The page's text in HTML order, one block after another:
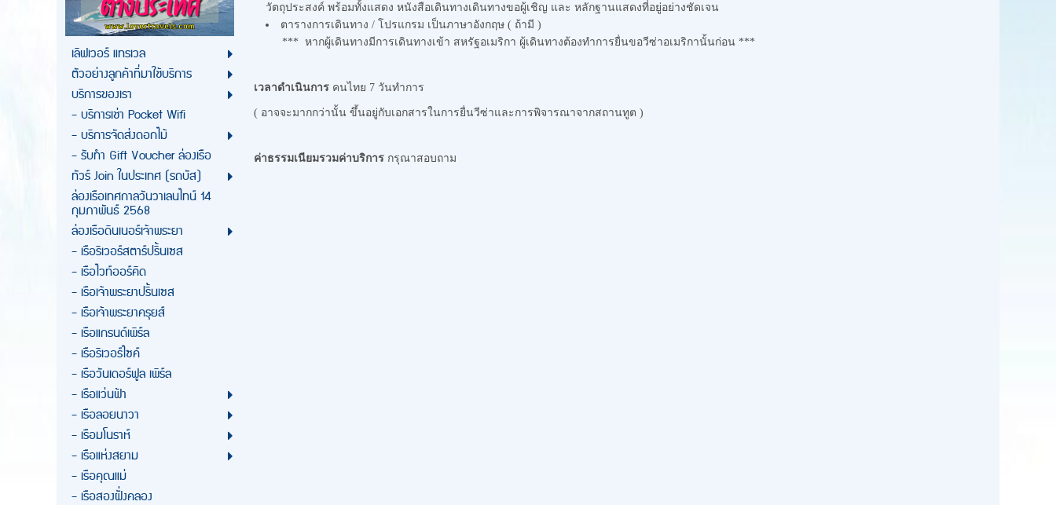
เลิฟเวอร์ แทรเวล
ตัวอย่างลูกค้าที่มาใช้บริการ
บริการของเรา
- บริการเช่า Pocket Wifi
- บริการจัดส่งดอกไม้
- รับทำ Gift Voucher ล่องเรือ
ทัวร์ Join ในประเทศ (รถบัส)
ล่องเรือเทศกาลวันวาเลนไทน์ 14
กุมภาพันธ์ 2568
ล่องเรือดินเนอร์เจ้าพระยา
- เรือริเวอร์สตาร์ปริ้นเซส
- เรือไวท์ออร์คิด
- เรือเจ้าพระยาปริ้นเซส
- เรือเจ้าพระยาครุยส์
- เรือแกรนด์เพิร์ล
- เรือริเวอร์ไซค์
- เรือวันเดอร์ฟูล เพิร์ล
- เรือแว่นฟ้า
- เรือลอยนาวา
- เรือมโนราห์
- เรือแห่งสยาม
- เรือคุณแม่
- เรือสองฝั่งคลอง
วัตถุประสงค์ พร้อมทั้งแสดง หนังสือเดินทางเดินทางขอผู้เชิญ และ หลักฐานแสดงที่อยู่อย่างชัดเจน
ตารางการเดินทาง / โปรแกรม เป็นภาษาอังกฤษ ( ถ้ามี )
*** หากผู้เดินทางมีการเดินทางเข้า สหรัฐอเมริกา ผู้เดินทางต้องทำการยื่นขอวีซ่าอเมริกานั้นก่อน ***
เวลาดำเนินการคนไทย 7 วันทำการ
( อาจจะมากกว่านั้น ขึ้นอยู่กับเอกสารในการยื่นวีซ่าและการพิจารณาจากสถานทูต )
ค่าธรรมเนียมรวมค่าบริการกรุณาสอบถาม